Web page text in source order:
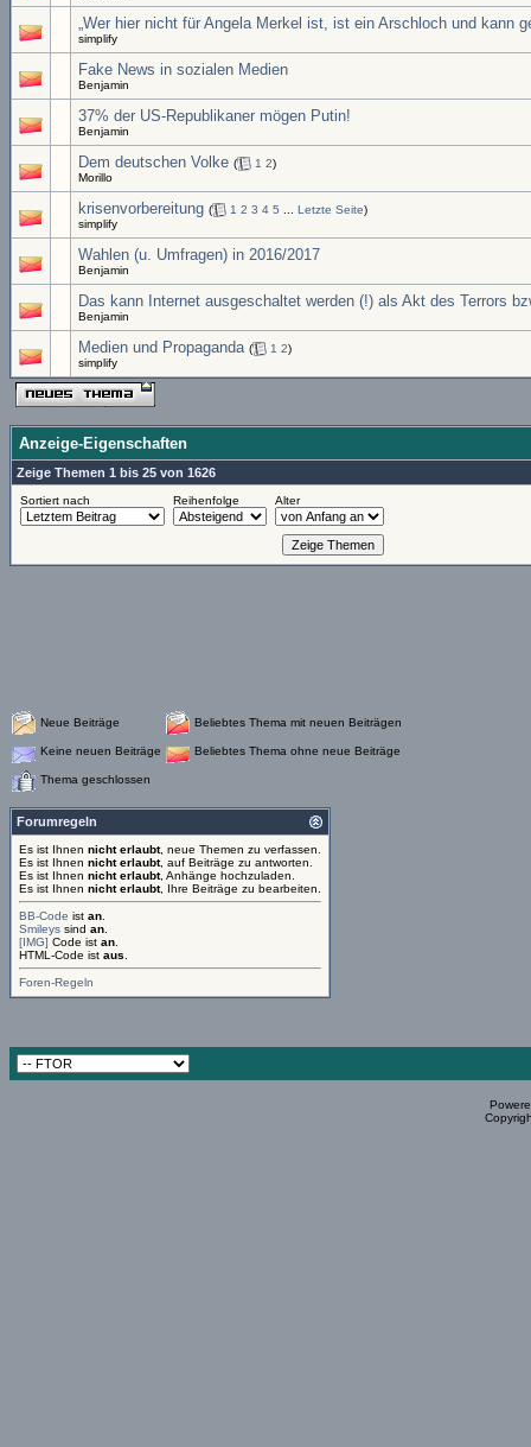
„Wer hier nicht für Angela Merkel ist, ist ein Arschloch und kann
simplify
Fake News in sozialen Medien
Benjamin
37% der US-Republikaner mögen Putin!
Benjamin
Dem deutschen Volke ( 1 2)
Morillo
krisenvorbereitung ( 1 2 3 4 5 Letzte Seite)
simplify
Wahlen (u. Umfragen) in 2016/2017
Benjamin
Das kann Internet ausgeschaltet werden (!) als Akt des Terrors
Benjamin
Medien und Propaganda ( 1 2)
simplify
Anzeige-Eigenschaften
Zeige Themen 1 bis 25 von 1626
Sortiert nach Reihenfolge Alter
Neue Beiträge Beliebtes Thema mit neuen Beiträgen
Keine neuen Beiträge Beliebtes Thema ohne neue Beiträge
Thema geschlossen
Forumregeln
Es ist Ihnen nicht erlaubt, neue Themen zu verfassen.
Es ist Ihnen nicht erlaubt, auf Beiträge zu antworten.
Es ist Ihnen nicht erlaubt, Anhänge hochzuladen.
Es ist Ihnen nicht erlaubt, Ihre Beiträge zu bearbeiten.
BB-Code ist an
Smileys sind an
[IMG] Code ist an
HTML-Code ist aus
Foren-Regeln